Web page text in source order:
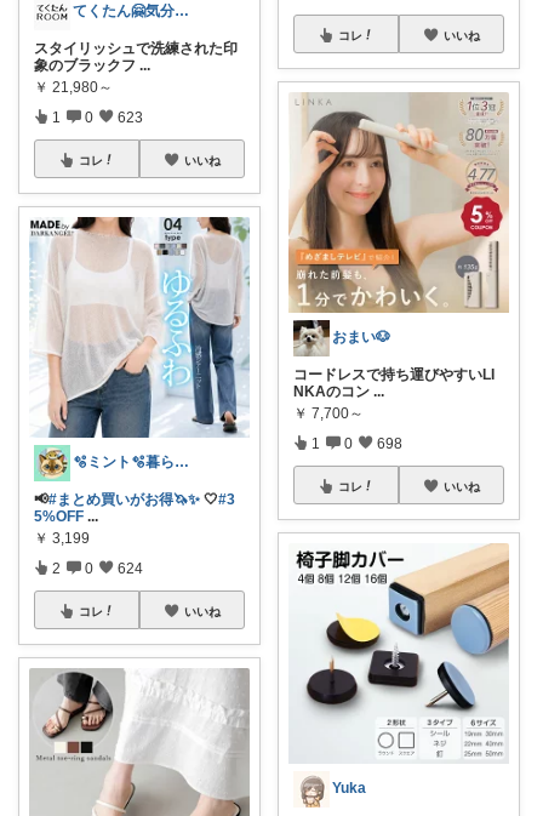
てくたん🤗気分がアガる⤴インテリア雑貨
スタイリッシュで洗練された印
象のブラックフ ...
￥ 21,980～
1 0 623
コレ いいね
🫧ミント🫧暮らし⋆ﾟファッション⋆ﾟ
📢#まとめ買いがお得🦄✨ 🤍#3
5%OFF ...
￥ 3,199
2 0 624
コレ いいね
コレ いいね
おまい🐶
コードレスで持ち運びやすいLI
NKAのコン ...
￥ 7,700～
1 0 698
コレ いいね
Yuka